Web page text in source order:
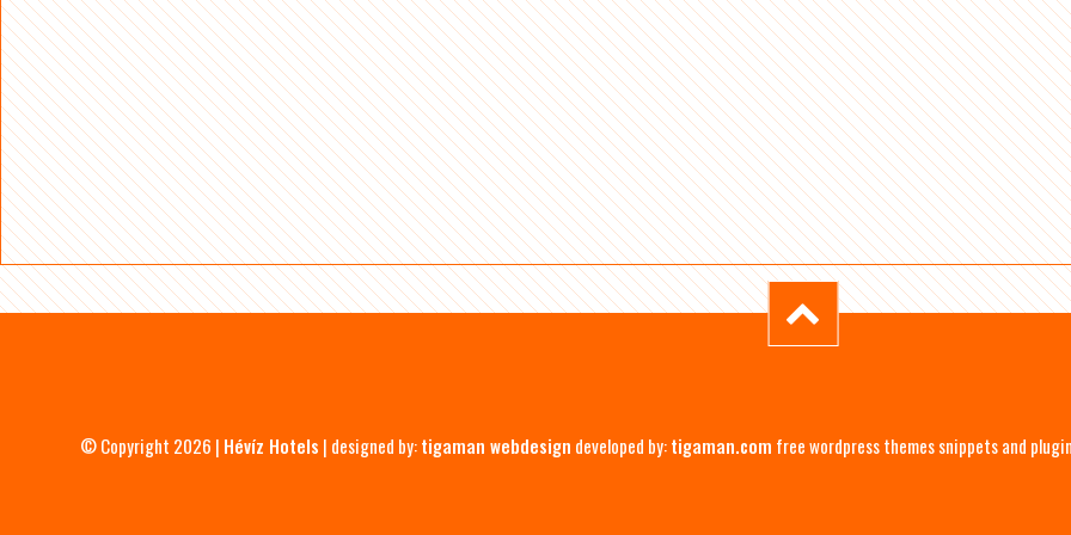
© Copyright 2026 | Hévíz Hotels | designed by:tigaman webdesign developed by:tigaman.com free wordpress themes snippets and